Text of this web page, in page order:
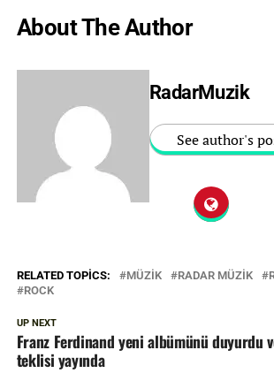
About The Author
RadarMuzik
See author's
RELATED TOPICS: MÜZIK RADAR MÜZIK
ROCK
UP NEXT
Franz Ferdinand yeni albümünü duyurdu
teklisi yayında